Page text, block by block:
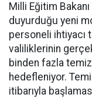
Milli Eğitim
duyurduğu yeni
personeli ihtiyacı
valiliklerinin
binden fazla
hedefleniyor.
itibarıyla